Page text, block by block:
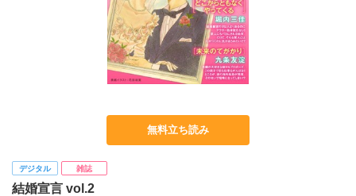
無料立ち読み
デジタル 雑誌
結婚宣言 vol.2